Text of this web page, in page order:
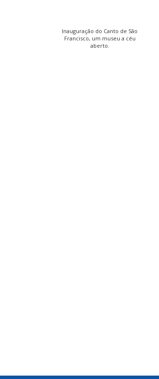
Inauguração do Canto de São
Francisco, um museu a céu
aberto.